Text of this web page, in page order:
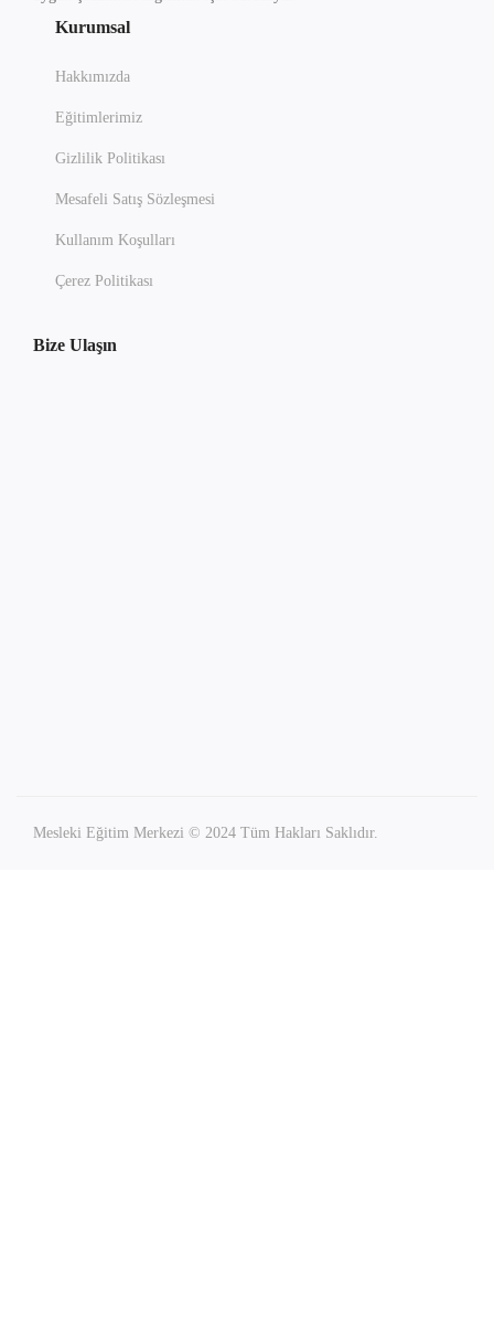
Kurumsal
Hakkımızda
Eğitimlerimiz
Gizlilik Politikası
Mesafeli Satış Sözleşmesi
Kullanım Koşulları
Çerez Politikası
Bize Ulaşın
Mesleki Eğitim Merkezi © 2024 Tüm Hakları Saklıdır.